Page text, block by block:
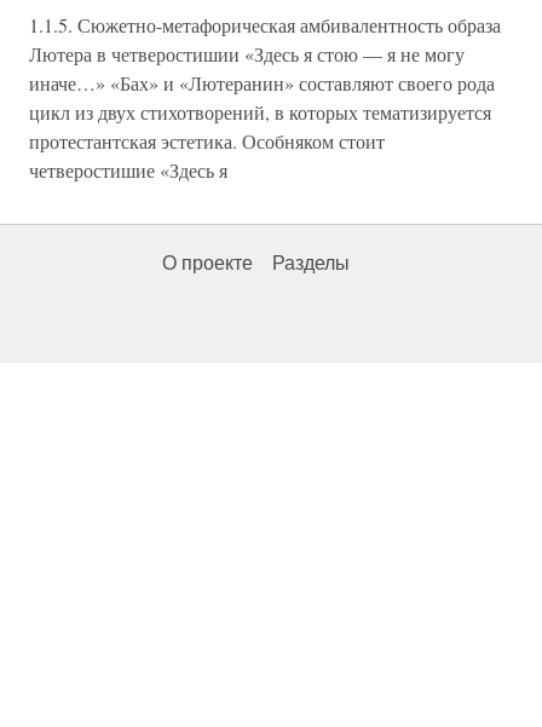
1.1.5. Сюжетно-метафорическая амбивалентность образа
Лютера в четверостишии «Здесь я стою — я не могу
иначе…» «Бах» и «Лютеранин» составляют своего рода
цикл из двух стихотворений, в которых тематизируется
протестантская эстетика. Особняком стоит
четверостишие «Здесь я
О проекте Разделы